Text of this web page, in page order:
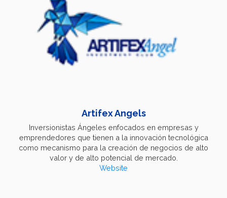
Artifex Angels
Inversionistas Ángeles enfocados en empresas y
emprendedores que tienen a la innovación tecnológica
como mecanismo para la creación de negocios de alto
valor y de alto potencial de mercado.
Website